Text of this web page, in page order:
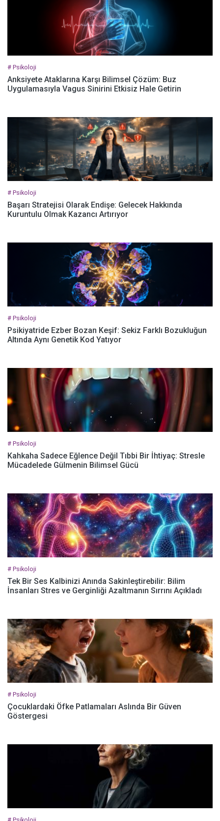
# Psikoloji
Anksiyete Ataklarına Karşı Bilimsel Çözüm: Buz
Uygulamasıyla Vagus Sinirini Etkisiz Hale Getirin
# Psikoloji
Başarı Stratejisi Olarak Endişe: Gelecek Hakkında
Kuruntulu Olmak Kazancı Artırıyor
# Psikoloji
Psikiyatride Ezber Bozan Keşif: Sekiz Farklı Bozukluğun
Altında Aynı Genetik Kod Yatıyor
# Psikoloji
Kahkaha Sadece Eğlence Değil Tıbbi Bir İhtiyaç: Stresle
Mücadelede Gülmenin Bilimsel Gücü
# Psikoloji
Tek Bir Ses Kalbinizi Anında Sakinleştirebilir: Bilim
İnsanları Stres ve Gerginliği Azaltmanın Sırrını Açıkladı
# Psikoloji
Çocuklardaki Öfke Patlamaları Aslında Bir Güven
Göstergesi